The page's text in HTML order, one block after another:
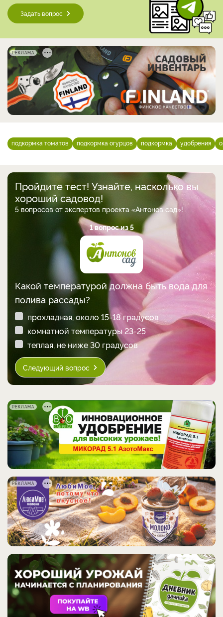
Задать вопрос
РЕКЛАМА
подкормка томатов подкормка огурцов подкормка удобрения
Пройдите тест! Узнайте, насколько вы
хороший садовод!
5 вопросов от экспертов проекта «Антонов сад»!
1 вопрос из 5
Какой температурой должна быть вода для
полива рассады?
прохладная, около 15-18 градусов
комнатной температуры 23-25
теплая, не ниже 30 градусов
Следующий вопрос
РЕКЛАМА
РЕКЛАМА